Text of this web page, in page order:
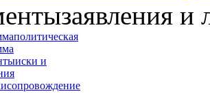
заявления и
политическая
иски и
сопровождение